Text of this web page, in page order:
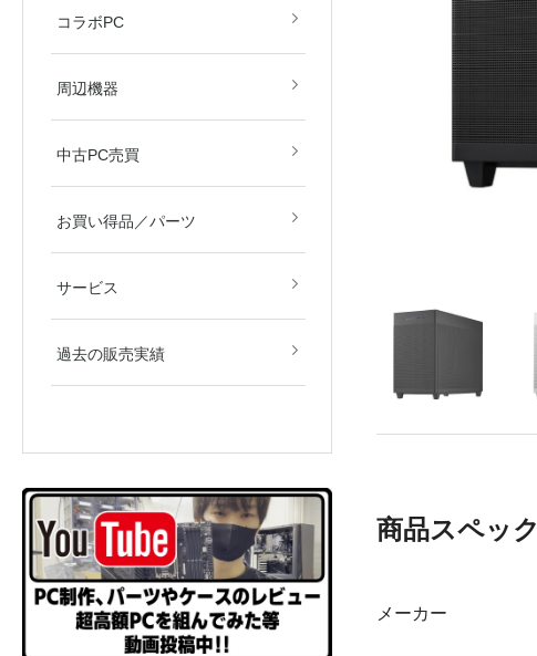
コラボPC
周辺機器
中古PC売買
お買い得品／パーツ
サービス
過去の販売実績
商品スペック
メーカー